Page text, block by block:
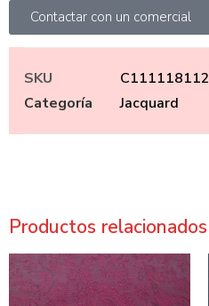
Contactar con un comercial
SKU
C111118112
Categoría
Jacquard
Productos relacionados